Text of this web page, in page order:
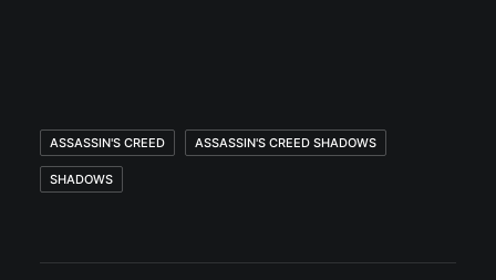
ASSASSIN'S CREED ASSASSIN'S CREED SHADOWS
SHADOWS